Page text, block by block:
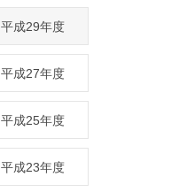
平成29年度
平成27年度
平成25年度
平成23年度